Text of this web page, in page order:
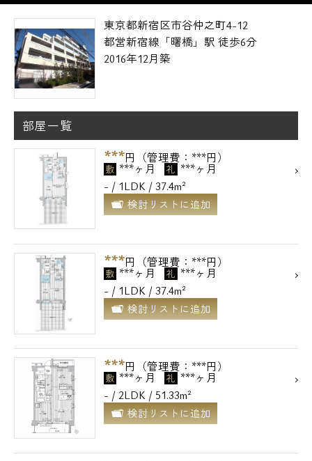
東京都新宿区市谷仲之町4-12
都営新宿線「曙橋」駅 徒歩6分
2016年12月築
部屋一覧
***円（管理費：***円）
敷 ***ヶ月 礼 ***ヶ月
- / 1LDK / 37.4m²
検討リストに追加
***円（管理費：***円）
敷 ***ヶ月 礼 ***ヶ月
- / 1LDK / 37.4m²
検討リストに追加
***円（管理費：***円）
敷 ***ヶ月 礼 ***ヶ月
- / 2LDK / 51.33m²
検討リストに追加